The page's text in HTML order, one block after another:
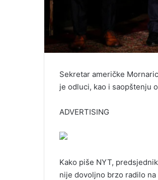
Sekretar američke
je odluci, kao i saopštenju
ADVERTISING
Kako piše NYT,
nije dovoljno brzo radilo